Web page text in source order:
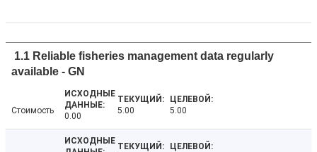
1.1 Reliable fisheries management data regularly
available - GN
Стоимость
0.00
5.00 5.00